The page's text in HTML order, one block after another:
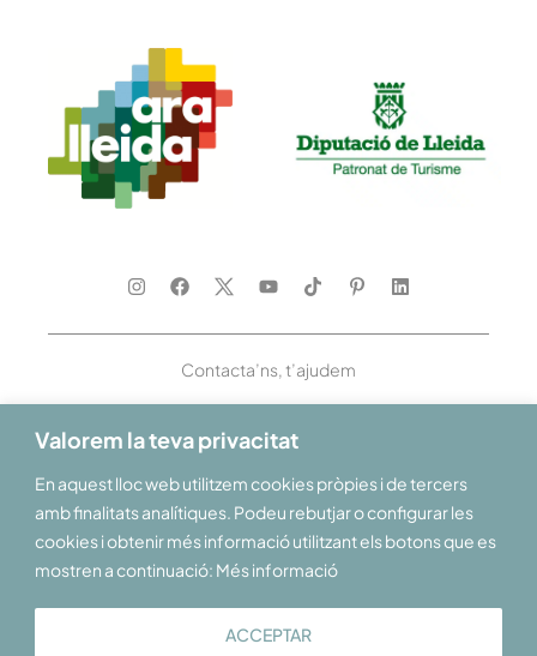
Valorem la teva privacitat
En aquest lloc web utilitzem cookies pròpies i de tercers
amb finalitats analítiques. Podeu rebutjar o configurar les
cookies i obtenir més informació utilitzant els botons que es
mostren a continuació: Més informació
ACCEPTAR
Contacta’ns, t’ajudem
Et donem la benvinguda al Pirineu i les Terres de Lleida